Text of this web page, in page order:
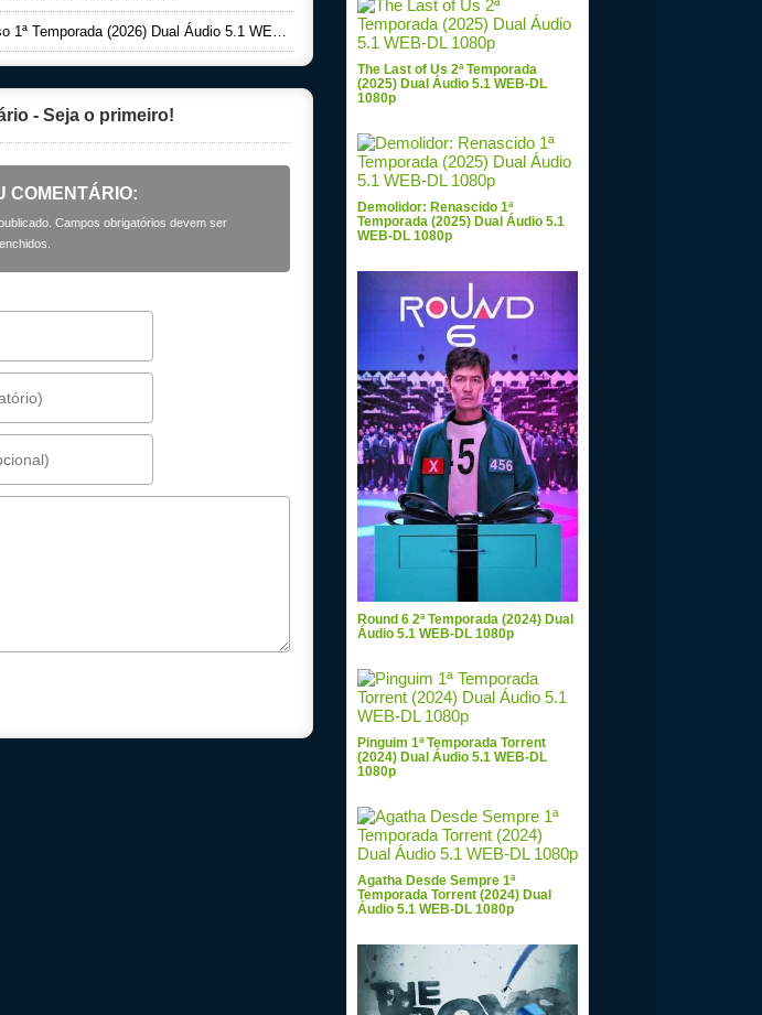
(2026) Dual Áudio 5.1 WEB-DL 1080p
- Seja o primeiro!
COMENTÁRIO:
Campos obrigatórios devem ser
The Last of Us 2ª Temporada
(2025) Dual Áudio 5.1 WEB-DL
1080p
Demolidor: Renascido 1ª
Temporada (2025) Dual Áudio 5.1
WEB-DL 1080p
Round 6 2ª Temporada (2024) Dual
Áudio 5.1 WEB-DL 1080p
Pinguim 1ª Temporada Torrent
(2024) Dual Áudio 5.1 WEB-DL
1080p
Agatha Desde Sempre 1ª
Temporada Torrent (2024) Dual
Áudio 5.1 WEB-DL 1080p